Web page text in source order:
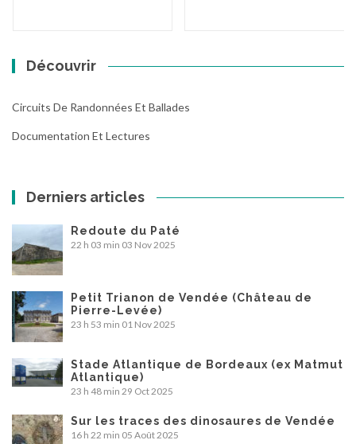
Découvrir
Circuits De Randonnées Et Ballades
Documentation Et Lectures
Derniers articles
Redoute du Paté
22 h 03 min 03 Nov 2025
Petit Trianon de Vendée (Château de
Pierre-Levée)
23 h 53 min 01 Nov 2025
Stade Atlantique de Bordeaux (ex Matmut
Atlantique)
23 h 48 min 29 Oct 2025
Sur les traces des dinosaures de Vendée
16 h 22 min 05 Août 2025